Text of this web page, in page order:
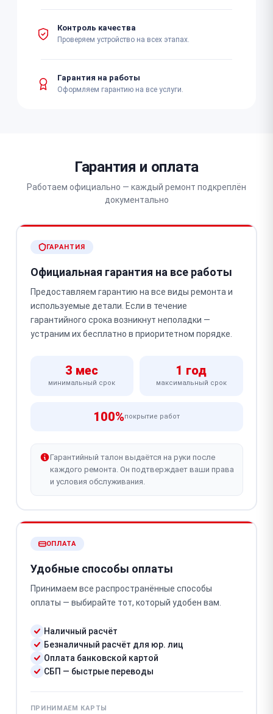
Контроль качества
Проверяем устройство на всех этапах.
Гарантия на работы
Оформляем гарантию на все услуги.
Гарантия и оплата
Работаем официально — каждый ремонт подкреплён
документально
ГАРАНТИЯ
Официальная гарантия на все работы
Предоставляем гарантию на все виды ремонта и
используемые детали. Если в течение
гарантийного срока возникнут неполадки —
устраним их бесплатно в приоритетном порядке.
3 мес
минимальный срок
1 год
максимальный срок
100%покрытие работ
Гарантийный талон выдаётся на руки после
каждого ремонта. Он подтверждает ваши права
и условия обслуживания.
ОПЛАТА
Удобные способы оплаты
Принимаем все распространённые способы
оплаты — выбирайте тот, который удобен вам.
Наличный расчёт
Безналичный расчёт для юр. лиц
Оплата банковской картой
СБП — быстрые переводы
ПРИНИМАЕМ КАРТЫ